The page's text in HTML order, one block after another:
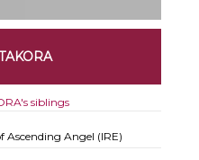
siblings
Ascending Angel (IRE)